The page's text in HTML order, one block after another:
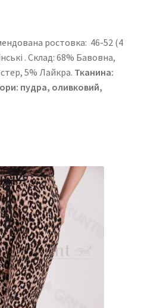
ростовка: 46-52 (4
. Cклад: 68% Бавовна,
5% Лайкра. Тканина:
пудра, оливковий,